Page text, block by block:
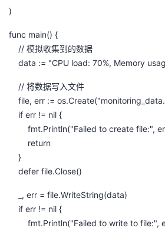
)
func main() {
// 模拟收集到的数据
data := "CPU load: 70%, Memory
// 将数据写入文件
file, err :=
if err != nil {
fmt.Println("Failed to create file:",
return
}
defer file.Close()
_, err = file.WriteString(data)
if err != nil {
fmt.Println("Failed to write to file:",